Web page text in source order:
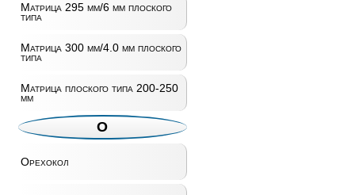
Матрица 295 мм/6 мм плоского
типа
Матрица 300 мм/4.0 мм плоского
типа
Матрица плоского типа 200-250
мм
О
Орехокол